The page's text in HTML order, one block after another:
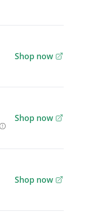
Shop now
Shop now
Shop now